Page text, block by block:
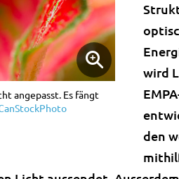
angepasst. Es fängt
wird
den